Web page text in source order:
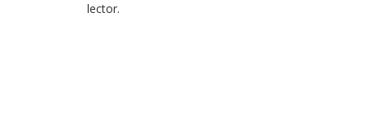
lector.